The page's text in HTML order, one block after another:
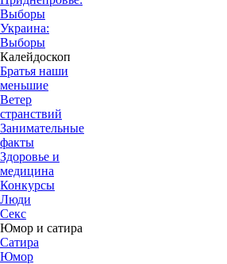
Выборы
Украина:
Выборы
Калейдоскоп
Братья наши
меньшие
Ветер
странствий
Занимательные
факты
Здоровье и
медицина
Конкурсы
Люди
Секс
Юмор и сатира
Сатира
Юмор